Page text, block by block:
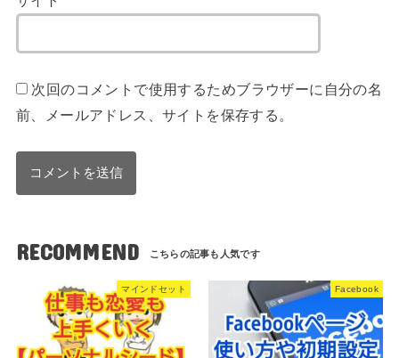
次回のコメントで使用するためブラウザーに自分の名
前、メールアドレス、サイトを保存する。
RECOMMEND
マインドセット Facebook